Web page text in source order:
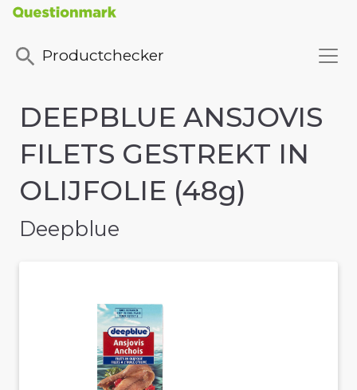
Productchecker
DEEPBLUE ANSJOVIS
FILETS GESTREKT IN
OLIJFOLIE (48g)
Deepblue